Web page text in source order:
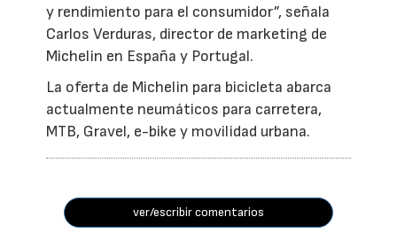
y rendimiento para el consumidor”, señala
Carlos Verduras, director de marketing de
Michelin en España y Portugal.
La oferta de Michelin para bicicleta abarca
actualmente neumáticos para carretera,
MTB, Gravel, e-bike y movilidad urbana.
ver/escribir comentarios